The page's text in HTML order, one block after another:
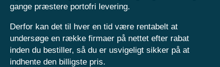
gange præstere portofri levering.
Derfor kan det til hver en tid være rentabelt at
undersøge en række firmaer på nettet efter rabat
inden du bestiller, så du er usvigeligt sikker på at
indhente den billigste pris.